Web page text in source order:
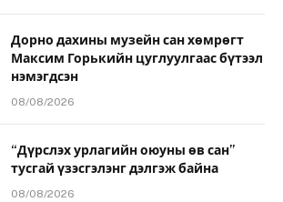
Дорно дахины музейн сан хөмрөгт
Максим Горькийн цуглуулгаас бүтээл
нэмэгдсэн
08/08/2026
“Дүрслэх урлагийн оюуны өв сан”
тусгай үзэсгэлэнг дэлгэж байна
08/08/2026